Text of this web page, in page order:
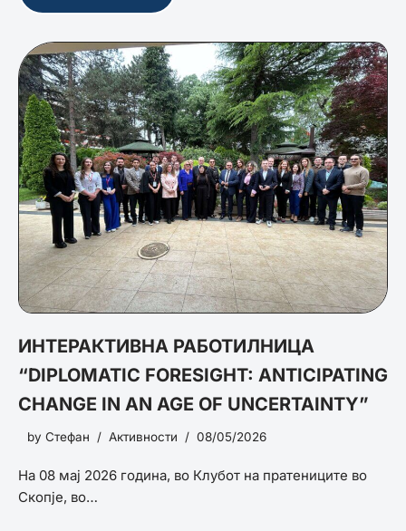
ИНТЕРАКТИВНА РАБОТИЛНИЦА
“DIPLOMATIC FORESIGHT: ANTICIPATING
CHANGE IN AN AGE OF UNCERTAINTY”
by Стефан Активности 08/05/2026
На 08 мај 2026 година, во Клубот на пратениците во
Скопје, во…